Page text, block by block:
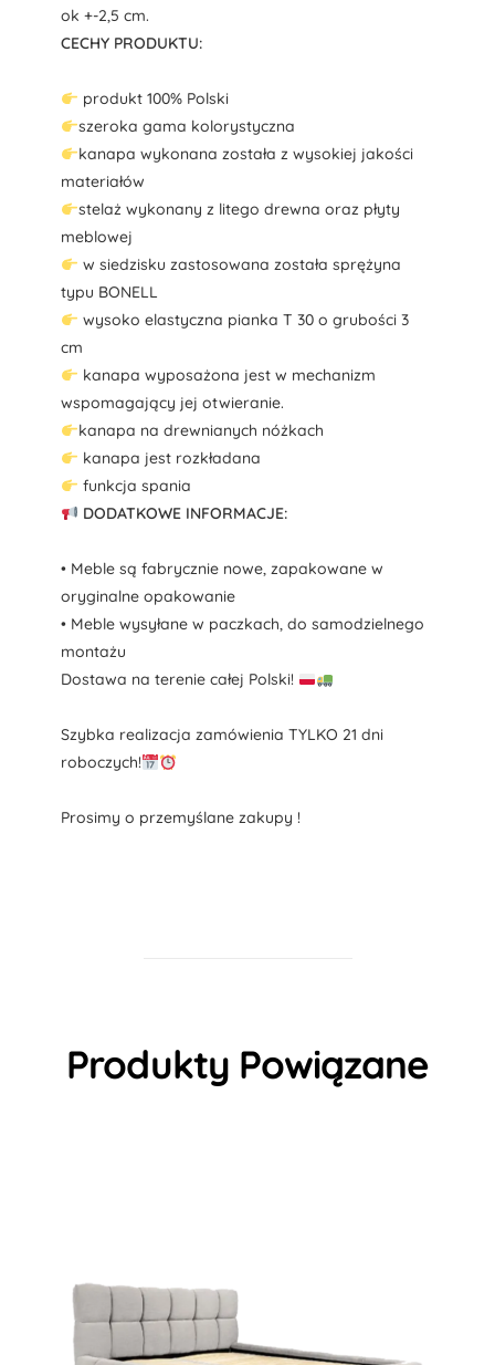
ok +-2,5 cm.
CECHY PRODUKTU:
produkt 100% Polski
szeroka gama kolorystyczna
kanapa wykonana została z wysokiej jakości
materiałów
stelaż wykonany z litego drewna oraz płyty
meblowej
w siedzisku zastosowana została sprężyna
typu BONELL
wysoko elastyczna pianka T 30 o grubości 3
cm
kanapa wyposażona jest w mechanizm
wspomagający jej otwieranie.
kanapa na drewnianych nóżkach
kanapa jest rozkładana
funkcja spania
DODATKOWE INFORMACJE:
• Meble są fabrycznie nowe, zapakowane w
oryginalne opakowanie
• Meble wysyłane w paczkach, do samodzielnego
montażu
Dostawa na terenie całej Polski!
Szybka realizacja zamówienia TYLKO 21 dni
roboczych!
Prosimy o przemyślane zakupy !
Produkty Powiązane